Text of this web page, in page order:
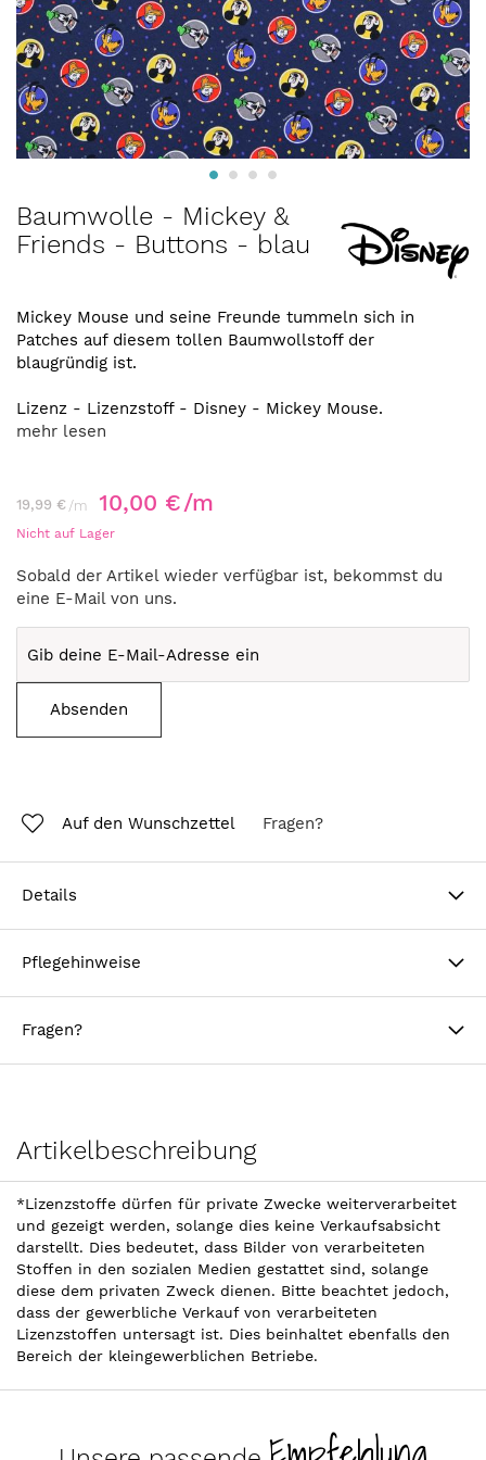
Anfang
der
Baumwolle - Mickey &
Friends - Buttons - blau
Mickey Mouse und seine Freunde tummeln sich in
Patches auf diesem tollen Baumwollstoff der
blaugründig ist.
Lizenz - Lizenzstoff - Disney - Mickey Mouse.
mehr lesen
19,99 € /m 10,00 €/m
Nicht auf Lager
Sobald der Artikel wieder verfügbar ist, bekommst du
eine E-Mail von uns.
Absenden
Auf den Wunschzettel Fragen?
Details
Pflegehinweise
Fragen?
Artikelbeschreibung
*Lizenzstoffe dürfen für private Zwecke weiterverarbeitet
und gezeigt werden, solange dies keine Verkaufsabsicht
darstellt. Dies bedeutet, dass Bilder von verarbeiteten
Stoffen in den sozialen Medien gestattet sind, solange
diese dem privaten Zweck dienen. Bitte beachtet jedoch,
dass der gewerbliche Verkauf von verarbeiteten
Lizenzstoffen untersagt ist. Dies beinhaltet ebenfalls den
Bereich der kleingewerblichen Betriebe.